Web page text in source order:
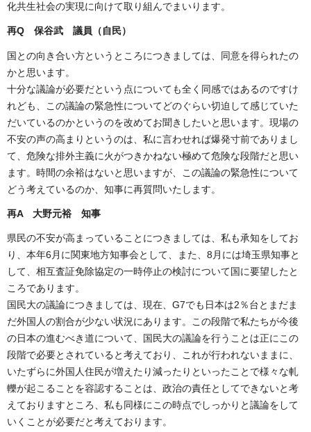
化共生社会の実現に向けて取り組んでまいります。
再Q 保谷武 議員（自民）
国との向き合い方というところにつきましては、同意を得られたの
かと思います。
十分な議論が必要だという点についても全く同感ではあるのですけ
れども、この議論の緊急性についてどのぐらい切迫して感じていた
だいているのかというのを改めてお聞きしたいと思います。現場の
不安の声の高まりというのは、私に言わせれば爆発寸前でありまし
て、危険な排外主義に火がつきかねない極めて危険な段階だと思い
ます。時間の余裕はないと思いますが、この議論の緊急性について
どう考えているのか、知事に再質問いたします。
再A 大野元裕 知事
県民の不安が高まっていることにつきましては、私も承知をしてお
り、本年6月に関東地方知事会として、また、8月には埼玉県知事と
して、相互査証免除協定の一時停止の検討について国に要望したと
ころであります。
国民大の議論につきましては、現在、G7でも日本は2％台とまだま
だ外国人の割合が少ない状況にあります。この段階で私たちが今後
の日本の進むべき道について、国民大の議論を行うことは正にこの
段階で必要とされていると考えており、これが行われないままに、
いたずらに外国人住民が増えたり減ったりといったことで様々な軋
轢が起こることを容認することは、政治の責任としてできないと考
えておりますところ、私も同様にこの時点でしっかりと議論をして
いくことが必要だと考えております。